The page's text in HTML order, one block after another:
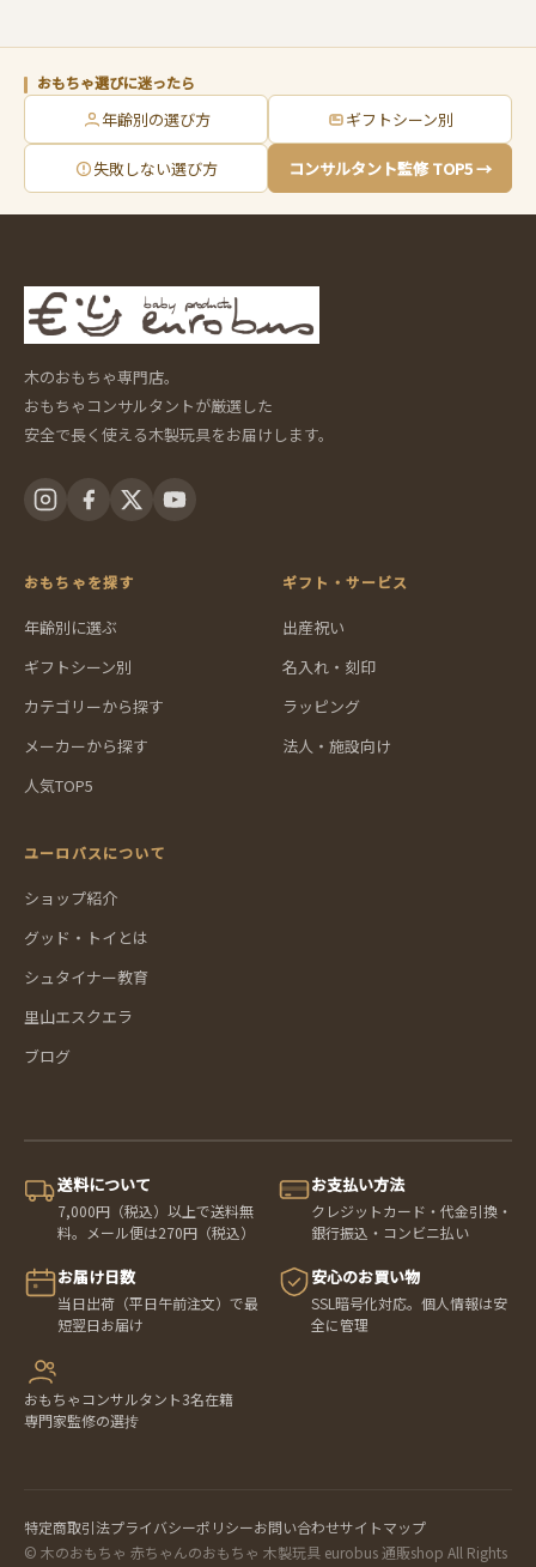
おもちゃ選びに迷ったら
年齢別の選び方 ギフトシーン別
失敗しない選び方 コンサルタント監修 TOP5 →
木のおもちゃ専門店。
おもちゃコンサルタントが厳選した
安全で長く使える木製玩具をお届けします。
おもちゃを探す
年齢別に選ぶ
ギフトシーン別
カテゴリーから探す
メーカーから探す
人気TOP5
ギフト・サービス
出産祝い
名入れ・刻印
ラッピング
法人・施設向け
ユーロバスについて
ショップ紹介
グッド・トイとは
シュタイナー教育
里山エスクエラ
ブログ
送料について
7,000円（税込）以上で送料無
料。メール便は270円（税込）
お支払い方法
クレジットカード・代金引換・
銀行振込・コンビニ払い
お届け日数
当日出荷（平日午前注文）で最
短翌日お届け
安心のお買い物
SSL暗号化対応。個人情報は安
全に管理
おもちゃコンサルタント3名在籍
専門家監修の選抟
特定商取引法プライバシーポリシーお問い合わせサイトマップ
© 木のおもちゃ 赤ちゃんのおもちゃ 木製玩具 eurobus 通販shop All Rights